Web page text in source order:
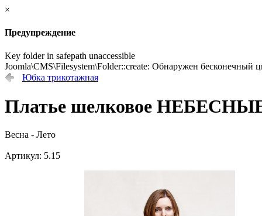
×
Предупреждение
Key folder in safepath unaccessible
Joomla\CMS\Filesystem\Folder::create: Обнаружен бесконечный
Юбка трикотажная
Платье шелковое
Весна - Лето
Артикул: 5.15